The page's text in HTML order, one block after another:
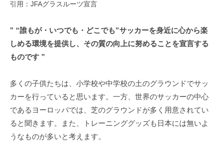
引用：JFAグラスルーツ宣言
” “誰もが・いつでも・どこでも”サッカーを身近に心から楽
しめる環境を提供し、その質の向上に努めることを宣言する
ものです ”
多くの子供たちは、小学校や中学校の土のグラウンドでサッ
カーを行っていると思います。一方、世界のサッカーの中心
であるヨーロッパでは、芝のグラウンドが多く用意されてい
ると聞きます。また、トレーニンググッズも日本には無いよ
うなものが多いと考えます。